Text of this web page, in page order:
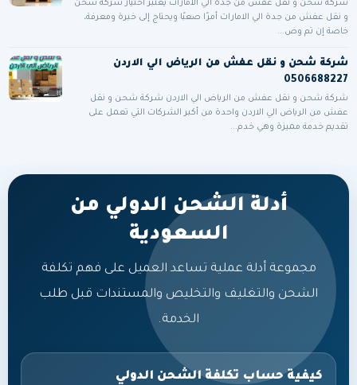
شركة شحن و نقل عفش من جدة الي الامارات يعتبر اختيار شركة شحن
و نقل عفش من جدة الي الامارات أمرًا صعبًا ويحتاج إلى خبرة ومعرفة،
خاصة إن تم وض...
شركة شحن و نقل عفش من الرياض الي الاردن
0506688227
شركة شحن و نقل عفش من الرياض الي الاردن شركة شحن و نقل
عفش من الرياض الي الاردن واحدة من أكبر الشركات التي تعمل على
تقديم خدمة مميزة وهي خدم...
أدلة الشحن الدولي من
السعودية
مجموعة أدلة عملية تساعد العميل على فهم تكلفة
الشحن والتغليف والتخليص والمستندات قبل طلب
الخدمة.
كيفية حساب تكلفة الشحن الدولي